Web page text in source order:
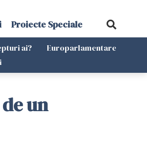
Proiecte Speciale
ai?
Europarlamentare
un